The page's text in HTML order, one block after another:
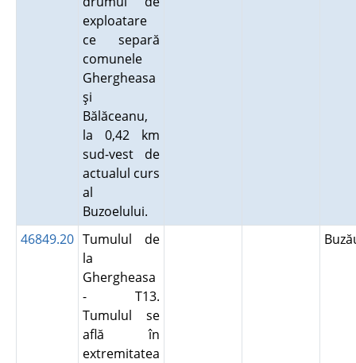
exploatare
ce separă
comunele
Ghergheasa
şi
Bălăceanu,
la 0,42 km
sud-vest de
actualul curs
al
Buzoelului.
46849.20 Tumulul de
la
Ghergheasa
- T13.
Tumulul se
află în
extremitatea